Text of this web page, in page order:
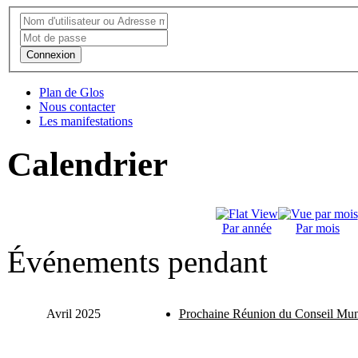
Connexion
Plan de Glos
Nous contacter
Les manifestations
Calendrier
Par année Par mois
Événements pendant
Avril 2025 Prochaine Réunion du Conseil